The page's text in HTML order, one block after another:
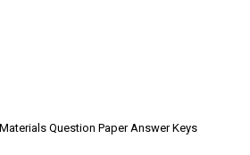
Question Paper Answer Keys